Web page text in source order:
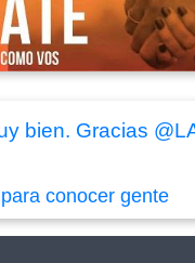
bien. Gracias
conocer gente